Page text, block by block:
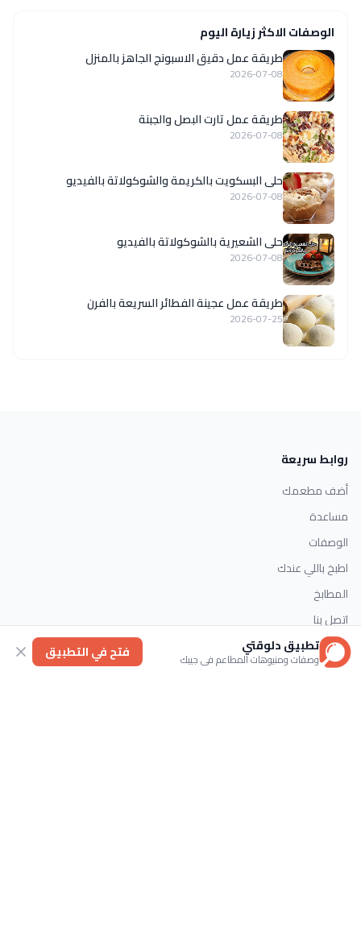
الوصفات الاكثر زيارة اليوم
طريقة عمل دقيق الاسبونج الجاهز بالمنزل
2026-07-08
طريقة عمل تارت البصل والجبنة
2026-07-08
حلى البسكويت بالكريمة والشوكولاتة بالفيديو
2026-07-08
حلى الشعيرية بالشوكولاتة بالفيديو
2026-07-08
طريقة عمل عجينة الفطائر السريعة بالفرن
2026-07-25
روابط سريعة
أضف مطعمك
مساعدة
الوصفات
اطبخ باللي عندك
المطابخ
اتصل بنا
التصنيفات
تطبيق دلوقتي
وصفات ومنيوهات المطاعم في جيبك فتح في التطبيق